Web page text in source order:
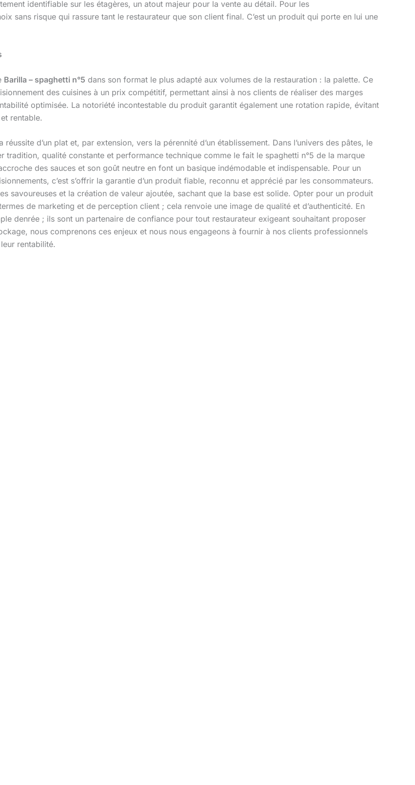
identifiable sur les étagères, un atout majeur pour la vente au détail. Pour les
sans risque qui rassure tant le restaurateur que son client final. C’est un produit qui porte en lui une
Barilla – spaghetti n°5 dans son format le plus adapté aux volumes de la restauration : la palette. Ce
des cuisines à un prix compétitif, permettant ainsi à nos clients de réaliser des marges
optimisée. La notoriété incontestable du produit garantit également une rotation rapide, évitant
rentable.
d’un plat et, par extension, vers la pérennité d’un établissement. Dans l’univers des pâtes, le
tradition, qualité constante et performance technique comme le fait le spaghetti n°5 de la marque
des sauces et son goût neutre en font un basique indémodable et indispensable. Pour un
c’est s’offrir la garantie d’un produit fiable, reconnu et apprécié par les consommateurs.
savoureuses et la création de valeur ajoutée, sachant que la base est solide. Opter pour un produit
de marketing et de perception client ; cela renvoie une image de qualité et d’authenticité. En
denrée ; ils sont un partenaire de confiance pour tout restaurateur exigeant souhaitant proposer
nous comprenons ces enjeux et nous nous engageons à fournir à nos clients professionnels
rentabilité.